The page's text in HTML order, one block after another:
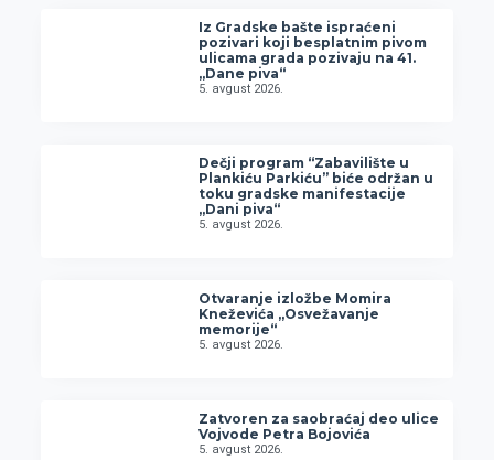
Iz Gradske bašte ispraćeni
pozivari koji besplatnim pivom
ulicama grada pozivaju na 41.
„Dane piva“
5. avgust 2026.
Dečji program “Zabavilište u
Plankiću Parkiću” biće održan u
toku gradske manifestacije
„Dani piva“
5. avgust 2026.
Otvaranje izložbe Momira
Kneževića „Osvežavanje
memorije“
5. avgust 2026.
Zatvoren za saobraćaj deo ulice
Vojvode Petra Bojovića
5. avgust 2026.